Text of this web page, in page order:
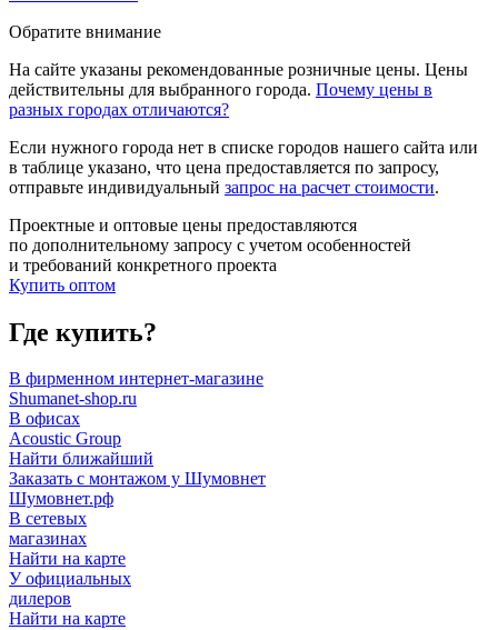
Обратите внимание
На сайте указаны рекомендованные розничные цены. Цены
действительны для выбранного города. Почему цены в
разных городах отличаются?
Если нужного города нет в списке городов нашего сайта или
в таблице указано, что цена предоставляется по запросу,
отправьте индивидуальный запрос на расчет стоимости.
Проектные и оптовые цены предоставляются
по дополнительному запросу с учетом особенностей
и требований конкретного проекта
Купить оптом
Где купить?
В фирменном интернет-магазине
Shumanet-shop.ru
В офисах
Acoustic Group
Найти ближайший
Заказать с монтажом у Шумовнет
Шумовнет.рф
В сетевых
магазинах
Найти на карте
У официальных
дилеров
Найти на карте